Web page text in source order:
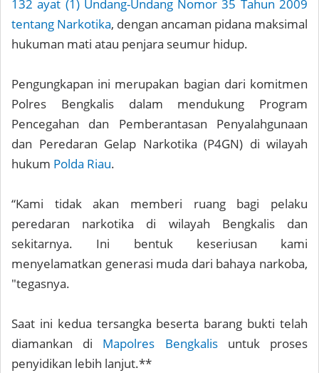
132 ayat (1) Undang-Undang Nomor 35 Tahun 2009
tentang Narkotika, dengan ancaman pidana maksimal
hukuman mati atau penjara seumur hidup.
Pengungkapan ini merupakan bagian dari komitmen
Polres Bengkalis dalam mendukung Program
Pencegahan dan Pemberantasan Penyalahgunaan
dan Peredaran Gelap Narkotika (P4GN) di wilayah
hukum Polda Riau.
“Kami tidak akan memberi ruang bagi pelaku
peredaran narkotika di wilayah Bengkalis dan
sekitarnya. Ini bentuk keseriusan kami
menyelamatkan generasi muda dari bahaya narkoba,
"tegasnya.
Saat ini kedua tersangka beserta barang bukti telah
diamankan di Mapolres Bengkalisuntuk proses
penyidikan lebih lanjut.**